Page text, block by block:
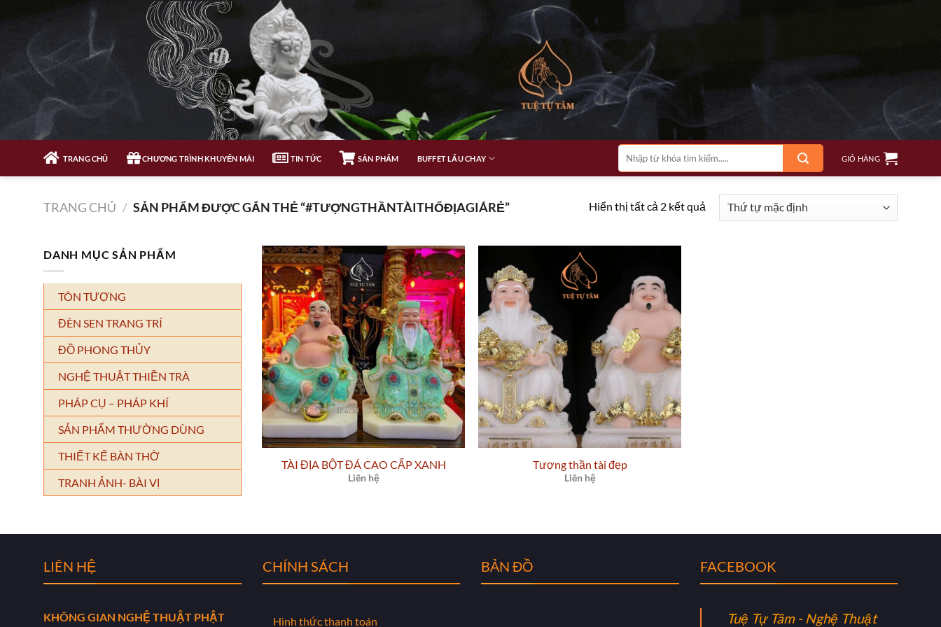
qua
TRANG CHỦ CHƯƠNG TRÌNH KHUYẾN MÃI TIN TỨC SẢN PHẨM BUFFET LẨU CHAY
Tìm
kiếm:
GIỎ HÀNG
TRANG CHỦ / SẢN PHẨM ĐƯỢC GẮN THẺ “#TƯỢNGTHẦNTÀITHỔĐỊAGIÁRẺ” Hiển thị tất cả 2 kết quả
DANH MỤC SẢN PHẨM
TÔN TƯỢNG
ĐÈN SEN TRANG TRÍ
ĐỒ PHONG THỦY
NGHỆ THUẬT THIỀN TRÀ
PHÁP CỤ – PHÁP KHÍ
SẢN PHẨM THƯỜNG DÙNG
THIẾT KẾ BÀN THỜ
TRANH ẢNH- BÀI VỊ
TÀI ĐỊA BỘT ĐÁ CAO CẤP XANH
Liên hệ
Tượng thần tài đẹp
Liên hệ
LIÊN HỆ
KHÔNG GIAN NGHỆ THUẬT PHẬT
CHÍNH SÁCH
Hình thức thanh toán
BẢN ĐỒ FACEBOOK
Tuệ Tự Tâm - Nghệ Thuật